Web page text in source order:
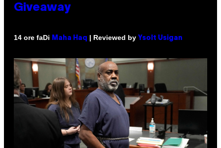
Giveaway
14 ore faDi Maha Haq | Reviewed by Ysolt Usigan